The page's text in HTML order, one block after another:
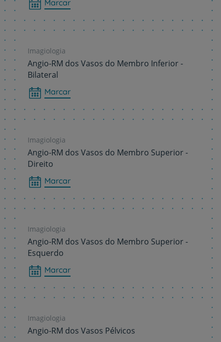
Marcar
Imagiologia
Angio-RM dos Vasos do Membro Inferior -
Bilateral
Marcar
Imagiologia
Angio-RM dos Vasos do Membro Superior -
Direito
Marcar
Imagiologia
Angio-RM dos Vasos do Membro Superior -
Esquerdo
Marcar
Imagiologia
Angio-RM dos Vasos Pélvicos